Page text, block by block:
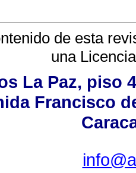
de esta
una
La Paz, piso
Francisco